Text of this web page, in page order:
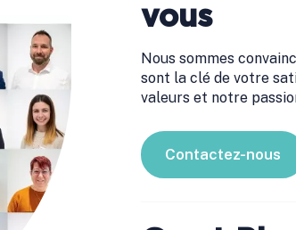
vous
Nous sommes
sont la clé de votre
valeurs et notre
Contactez-nous